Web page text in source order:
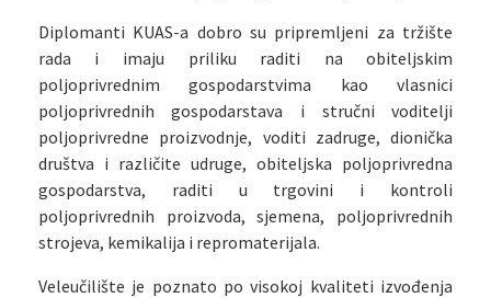
Diplomanti KUAS-a dobro su pripremljeni za tržište
rada i imaju priliku raditi na obiteljskim
poljoprivrednim gospodarstvima kao vlasnici
poljoprivrednih gospodarstava i stručni voditelji
poljoprivredne proizvodnje, voditi zadruge, dionička
društva i različite udruge, obiteljska poljoprivredna
gospodarstva, raditi u trgovini i kontroli
poljoprivrednih proizvoda, sjemena, poljoprivrednih
strojeva, kemikalija i repromaterijala.
Veleučilište je poznato po visokoj kvaliteti izvođenja